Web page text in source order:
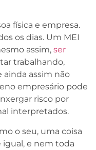
física e empresa.
os dias. Um MEI
assim, ser
trabalhando,
ainda assim não
empresário pode
risco por
interpretados.
o seu, uma coisa
igual, e nem toda